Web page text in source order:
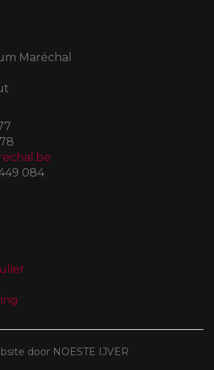
Maréchal
084
door NOESTE IJVER